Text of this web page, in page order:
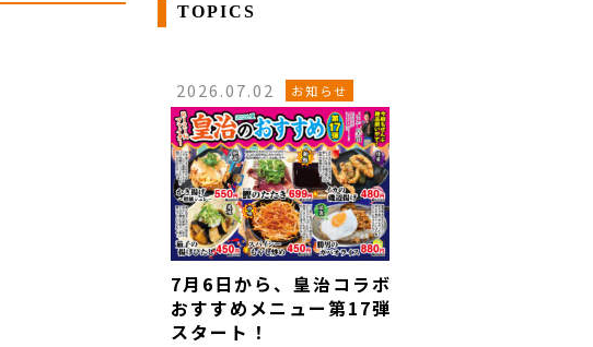
TOPICS
2026.07.02 お知らせ
7月6日から、皇治コラボ
おすすめメニュー第17弾
スタート！